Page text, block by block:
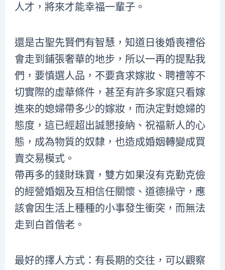
人才，將來才能幸福一輩子。
還是古聖先賢們有智慧，知道日後婚喪禮俗
會走到鋪張奢華的地步，所以一再的提點我
們，要慎選人品，不要貪求嫁妝、聘禮等不
切實際的虛華條件，甚至有許多家庭只看嫁
進來的媳婦帶多少的嫁妝，而決定對媳婦的
態度，這已經超出誠懇接納、祝福新人的心
態，成為物質的奴隸，也造成婚姻轉變成買
賣交易模式。
帶再多的錢財珠寶，雙方如果沒有克勤克儉
的經營婚姻及互相信任關懷、道德操守，應
該會因生活上種種的小事發生衝突，而無法
走到白首偕老。
最好的擇人方式：有長期的交往，可以觀察